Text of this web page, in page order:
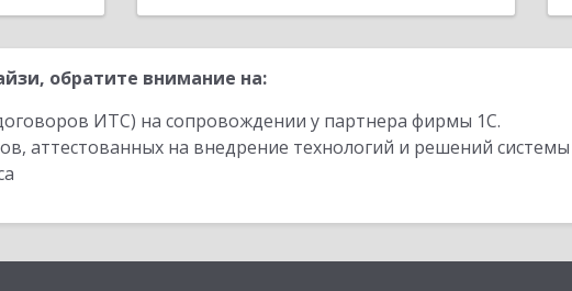
обратите внимание на:
ИТС) на сопровождении у партнера фирмы 1С.
аттестованных на внедрение технологий и решений